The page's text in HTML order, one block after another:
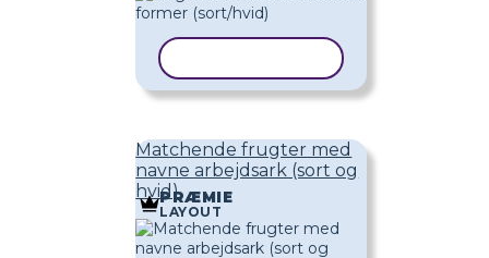
Matchende frugter med
navne arbejdsark (sort og
hvid)PRÆMIE
LAYOUT